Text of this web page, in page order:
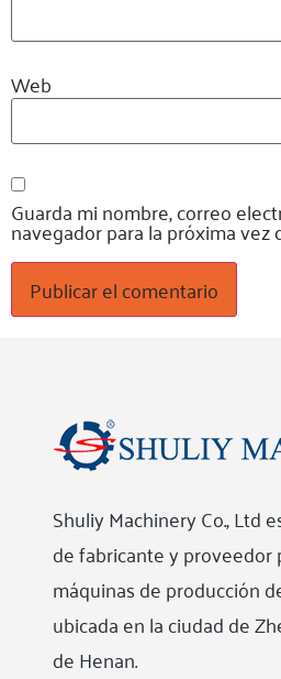
Web
Guarda mi nombre, correo
navegador para la próxima vez
Shuliy Machinery Co., Ltd
de fabricante y proveedor
máquinas de producción
ubicada en la ciudad de
de Henan.